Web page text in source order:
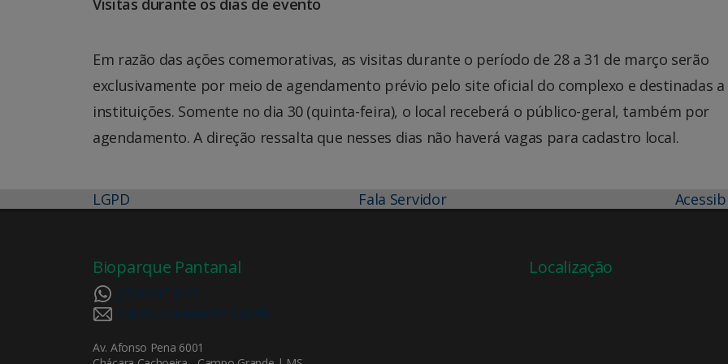
Visitas durante os dias de evento
Em razão das ações comemorativas, as visitas durante o período de 28 a 31 de março serão
exclusivamente por meio de agendamento prévio pelo site oficial do complexo e destinadas a
instituições. Somente no dia 30 (quinta-feira), o local receberá o público-geral, também por
agendamento. A direção ressalta que nesses dias não haverá vagas para cadastro local.
LGPD Fala Servidor
Bioparque Pantanal
(67) 99217-8189
bioparquepantanal@ms.gov.br
Av. Afonso Pena 6001
Localização